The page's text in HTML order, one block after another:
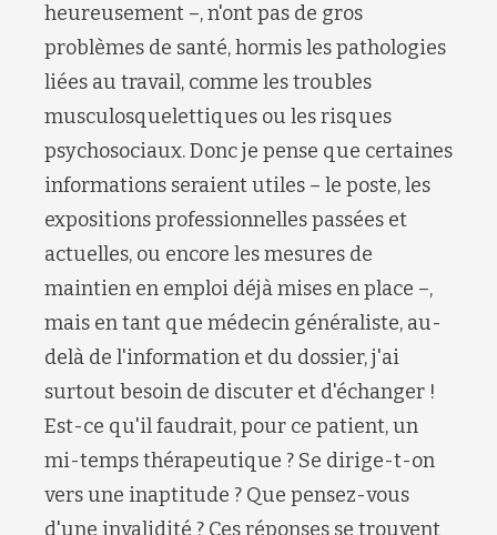
heureusement –, n'ont pas de gros
problèmes de santé, hormis les pathologies
liées au travail, comme les troubles
musculosquelettiques ou les risques
psychosociaux. Donc je pense que certaines
informations seraient utiles – le poste, les
expositions professionnelles passées et
actuelles, ou encore les mesures de
maintien en emploi déjà mises en place –,
mais en tant que médecin généraliste, au-
delà de l'information et du dossier, j'ai
surtout besoin de discuter et d'échanger !
Est-ce qu'il faudrait, pour ce patient, un
mi-temps thérapeutique ? Se dirige-t-on
vers une inaptitude ? Que pensez-vous
d'une invalidité ? Ces réponses se trouvent